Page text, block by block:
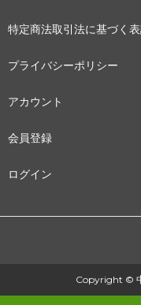
特定商法取引法に基づく
プライバシーポリシー
アカウント
会員登録
ログイン
Copyright ©